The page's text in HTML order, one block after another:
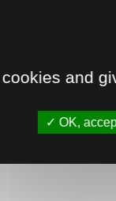
and
OK,